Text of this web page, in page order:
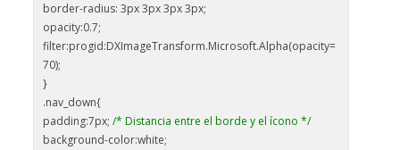
border-radius: 3px 3px 3px 3px;
opacity:0.7;
filter:progid:DXImageTransform.Microsoft.Alpha(opacity=
70);
}
.nav_down{
padding:7px; /* Distancia entre el borde y el ícono */
background-color:white;